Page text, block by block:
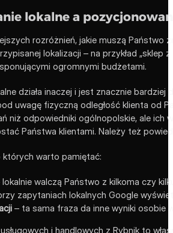
lokalne a
rozróżnień, jakie muszą Państwo
lokalizacji – na przykład „sklep
ogromnymi budżetami.
działa inaczej i jest znacznie
uwagę fizyczną odległość klienta od
niż odpowiedniki ogólnopolskie, ale
Państwa klientami. Należy też
których warto pamiętać:
lokalnie walczą Państwo z kilkoma czy
zapytaniach lokalnych Google
– ta sama fraza da inne wyniki osobie
i handlowych z Rybnik to